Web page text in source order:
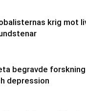
krig mot
begravde
depression